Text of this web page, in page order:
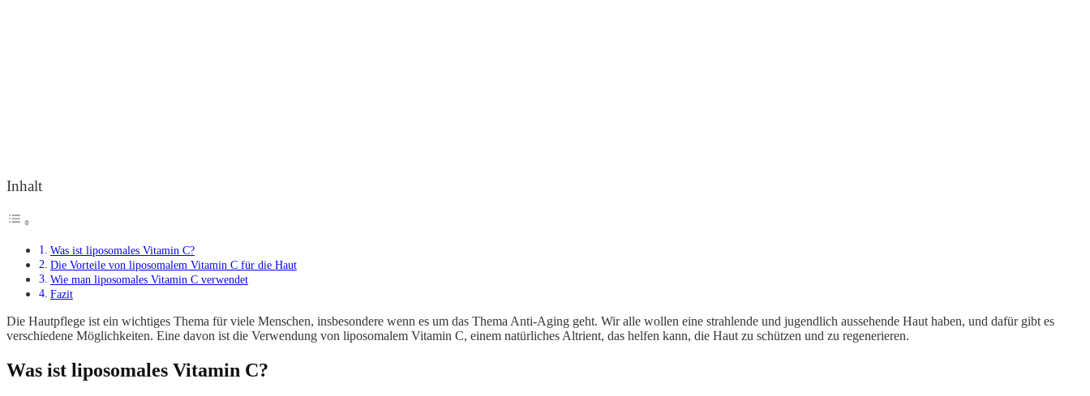
Inhalt
Was ist liposomales Vitamin C?
Die Vorteile von liposomalem Vitamin C für die Haut
Wie man liposomales Vitamin C verwendet
Fazit
Die Hautpflege ist ein wichtiges Thema für viele Menschen, insbesondere wenn es um das Thema Anti-Aging geht. Wir alle wollen eine strahlende und jugendlich aussehende Haut haben, und dafür gibt es
verschiedene Möglichkeiten. Eine davon ist die Verwendung von liposomalem Vitamin C, einem natürliches Altrient, das helfen kann, die Haut zu schützen und zu regenerieren.
Was ist liposomales Vitamin C?